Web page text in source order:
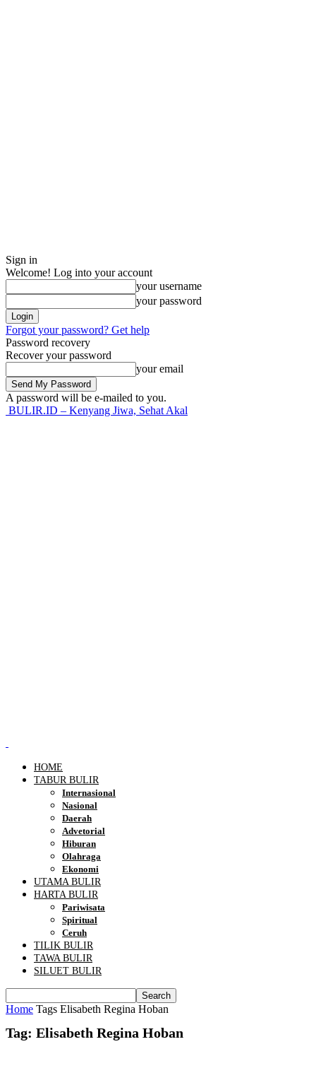
Sign in
Welcome! Log into your account
your username
your password
Forgot your password? Get help
Password recovery
Recover your password
your email
A password will be e-mailed to you.
BULIR.ID – Kenyang Jiwa, Sehat Akal
HOME
TABUR BULIR
Internasional
Nasional
Daerah
Advetorial
Hiburan
Olahraga
Ekonomi
UTAMA BULIR
HARTA BULIR
Pariwisata
Spiritual
Ceruh
TILIK BULIR
TAWA BULIR
SILUET BULIR
Home Tags Elisabeth Regina Hoban
Tag: Elisabeth Regina Hoban